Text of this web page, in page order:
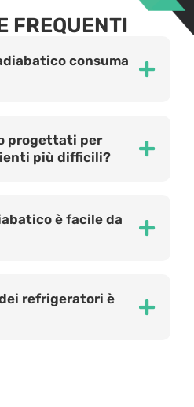
FREQUENTI
consuma
progettati per
più difficili?
è facile da
refrigeratori è